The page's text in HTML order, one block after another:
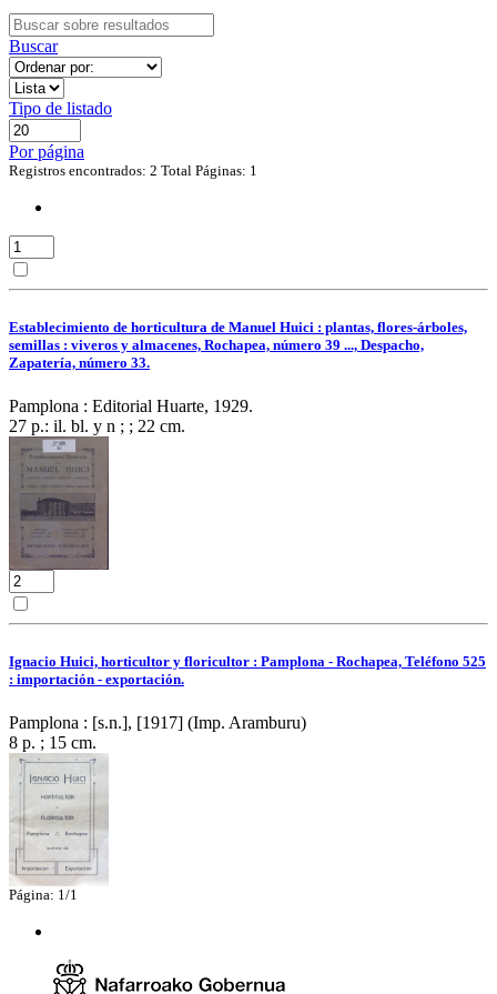
Buscar
Tipo de listado
Por página
Registros encontrados: 2 Total Páginas: 1
Establecimiento de horticultura de Manuel Huici : plantas, flores-árboles,
semillas : viveros y almacenes, Rochapea, número 39 ..., Despacho,
Zapatería, número 33.
Pamplona : Editorial Huarte, 1929.
27 p.: il. bl. y n ; ; 22 cm.
Ignacio Huici, horticultor y floricultor : Pamplona - Rochapea, Teléfono 525
: importación - exportación.
Pamplona : [s.n.], [1917] (Imp. Aramburu)
8 p. ; 15 cm.
Página: 1/1